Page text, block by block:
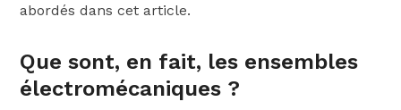
abordés dans cet article.
Que sont, en fait, les ensembles
électromécaniques ?